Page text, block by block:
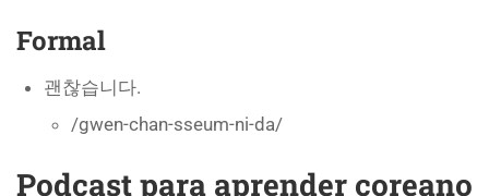
Formal
괜찮습니다.
/gwen-chan-sseum-ni-da/
Podcast para aprender coreano